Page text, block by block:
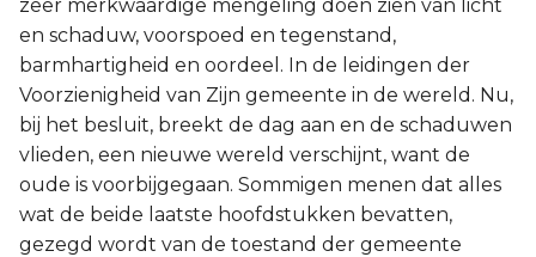
zeer merkwaardige mengeling doen zien van licht
en schaduw, voorspoed en tegenstand,
barmhartigheid en oordeel. In de leidingen der
Voorzienigheid van Zijn gemeente in de wereld. Nu,
bij het besluit, breekt de dag aan en de schaduwen
vlieden, een nieuwe wereld verschijnt, want de
oude is voorbijgegaan. Sommigen menen dat alles
wat de beide laatste hoofdstukken bevatten,
gezegd wordt van de toestand der gemeente